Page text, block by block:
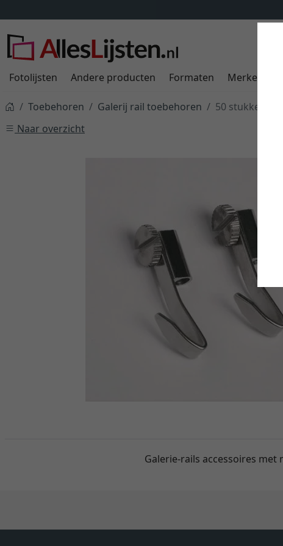
Fotolijsten Andere producten Formaten Merken
Toebehoren Galerij rail toebehoren
50 stukken
Naar overzicht
Galerie-rails accessoires